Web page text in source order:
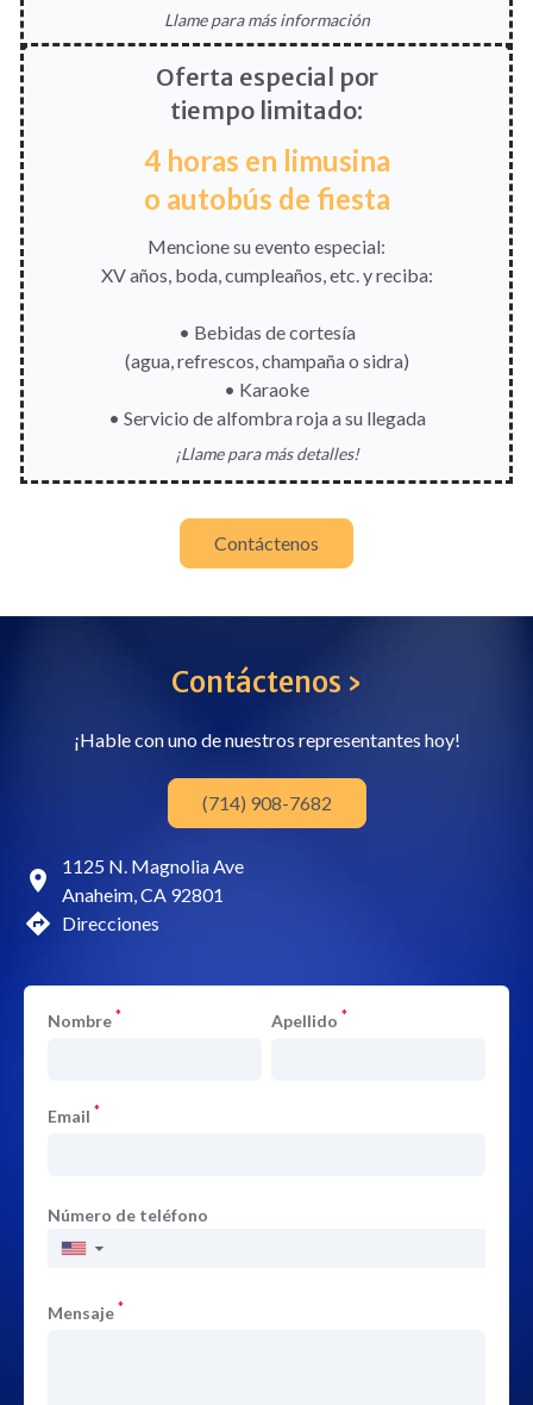
Llame para más información
Oferta especial por
tiempo limitado:
4 horas en limusina
o autobús de fiesta
Mencione su evento especial:
XV años, boda, cumpleaños, etc. y reciba:
• Bebidas de cortesía
(agua, refrescos, champaña o sidra)
• Karaoke
• Servicio de alfombra roja a su llegada
¡Llame para más detalles!
Contáctenos
Contáctenos ›
¡Hable con uno de nuestros representantes hoy!
(714) 908-7682
1125 N. Magnolia Ave
Anaheim, CA 92801
Direcciones
Nombre * Apellido *
Email *
Número de teléfono
▼
Mensaje *